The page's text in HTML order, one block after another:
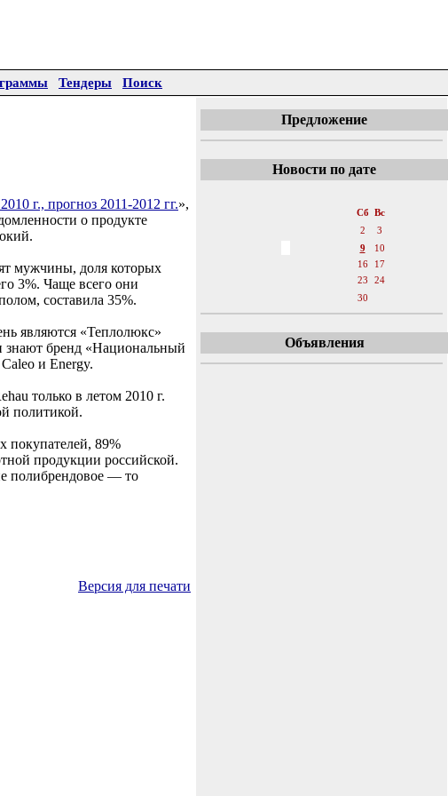
Тендеры Поиск
г., прогноз 2011-2012 гг.»,
о продукте
мужчины, доля которых
3%. Чаще всего они
составила 35%.
являются «Теплолюкс»
знают бренд «Национальный
и Energy.
только в летом 2010 г.
политикой.
покупателей, 89%
продукции российской.
полибрендовое — то
Версия для печати
Предложение
Новости по дате
Сб Вс
2
3
9
10
16
17
23
24
30
Объявления